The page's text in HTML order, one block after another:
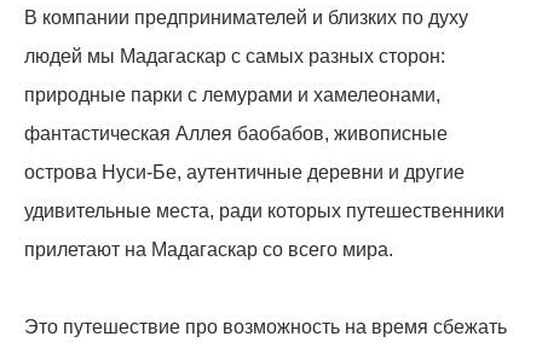
В компании предпринимателей и близких по духу
людей мы Мадагаскар с самых разных сторон:
природные парки с лемурами и хамелеонами,
фантастическая Аллея баобабов, живописные
острова Нуси-Бе, аутентичные деревни и другие
удивительные места, ради которых путешественники
прилетают на Мадагаскар со всего мира.
Это путешествие про возможность на время сбежать